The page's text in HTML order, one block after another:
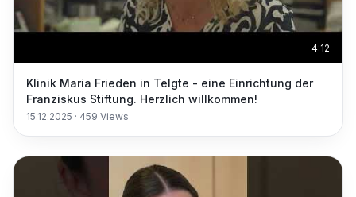
4:12
Klinik Maria Frieden in Telgte - eine Einrichtung der
Franziskus Stiftung. Herzlich willkommen!
15.12.2025 · 459 Views